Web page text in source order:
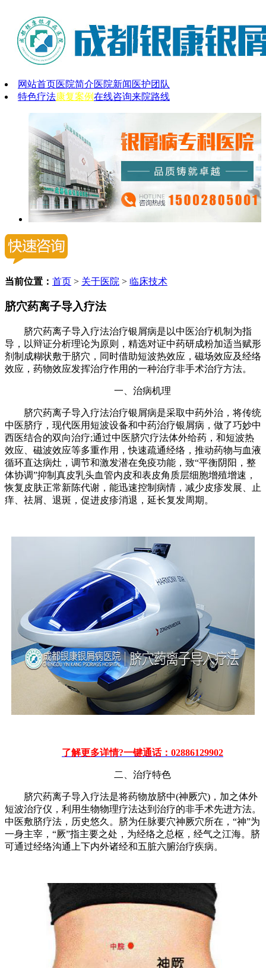
网站首页医院简介医院新闻 医护团队
特色疗法康复案例在线咨询来院路线
当前位置： 首页 > 关于医院 > 临床技术
脐穴药离子导入疗法
脐穴药离子导入疗法治疗银屑病是以中医治疗机制为指
导，以辩证分析理论为原则，精选对证中药研成粉加适当赋形
剂制成糊状敷于脐穴，同时借助短波热效应，磁场效应及经络
效应，药物效应发挥治疗作用的一种治疗非手术治疗方法。
一、治病机理
脐穴药离子导入疗法治疗银屑病是采取中药外治，将传统
中医脐疗，现代医用短波设备和中药治疗银屑病，做了巧妙中
西医结合的双向治疗;通过中医脐穴疗法体外给药，和短波热
效应、磁波效应等多重作用，快速疏通经络，推动药物与血液
循环直达病灶，调节和激发潜在免疫功能，致“平衡阴阳，整
体协调”抑制真皮乳头血管内皮和表皮角质层细胞增殖增速，
恢复皮肤正常新陈代谢，能迅速控制病情，减少皮疹发展、止
痒、祛屑、退斑，促进皮疹消退，延长复发周期。
了解更多详情?一键通话：02886129902
二、治疗特色
脐穴药离子导入疗法是将药物放脐中(神厥穴)，加之体外
短波治疗仪，利用生物物理疗法达到治疗的非手术先进方法。
中医敷脐疗法，历史悠久。脐为任脉要穴神厥穴所在，“神”为
一身主宰，“厥”指主要之处，为经络之总枢，经气之江海。脐
可通过经络沟通上下内外诸经和五脏六腑治疗疾病。